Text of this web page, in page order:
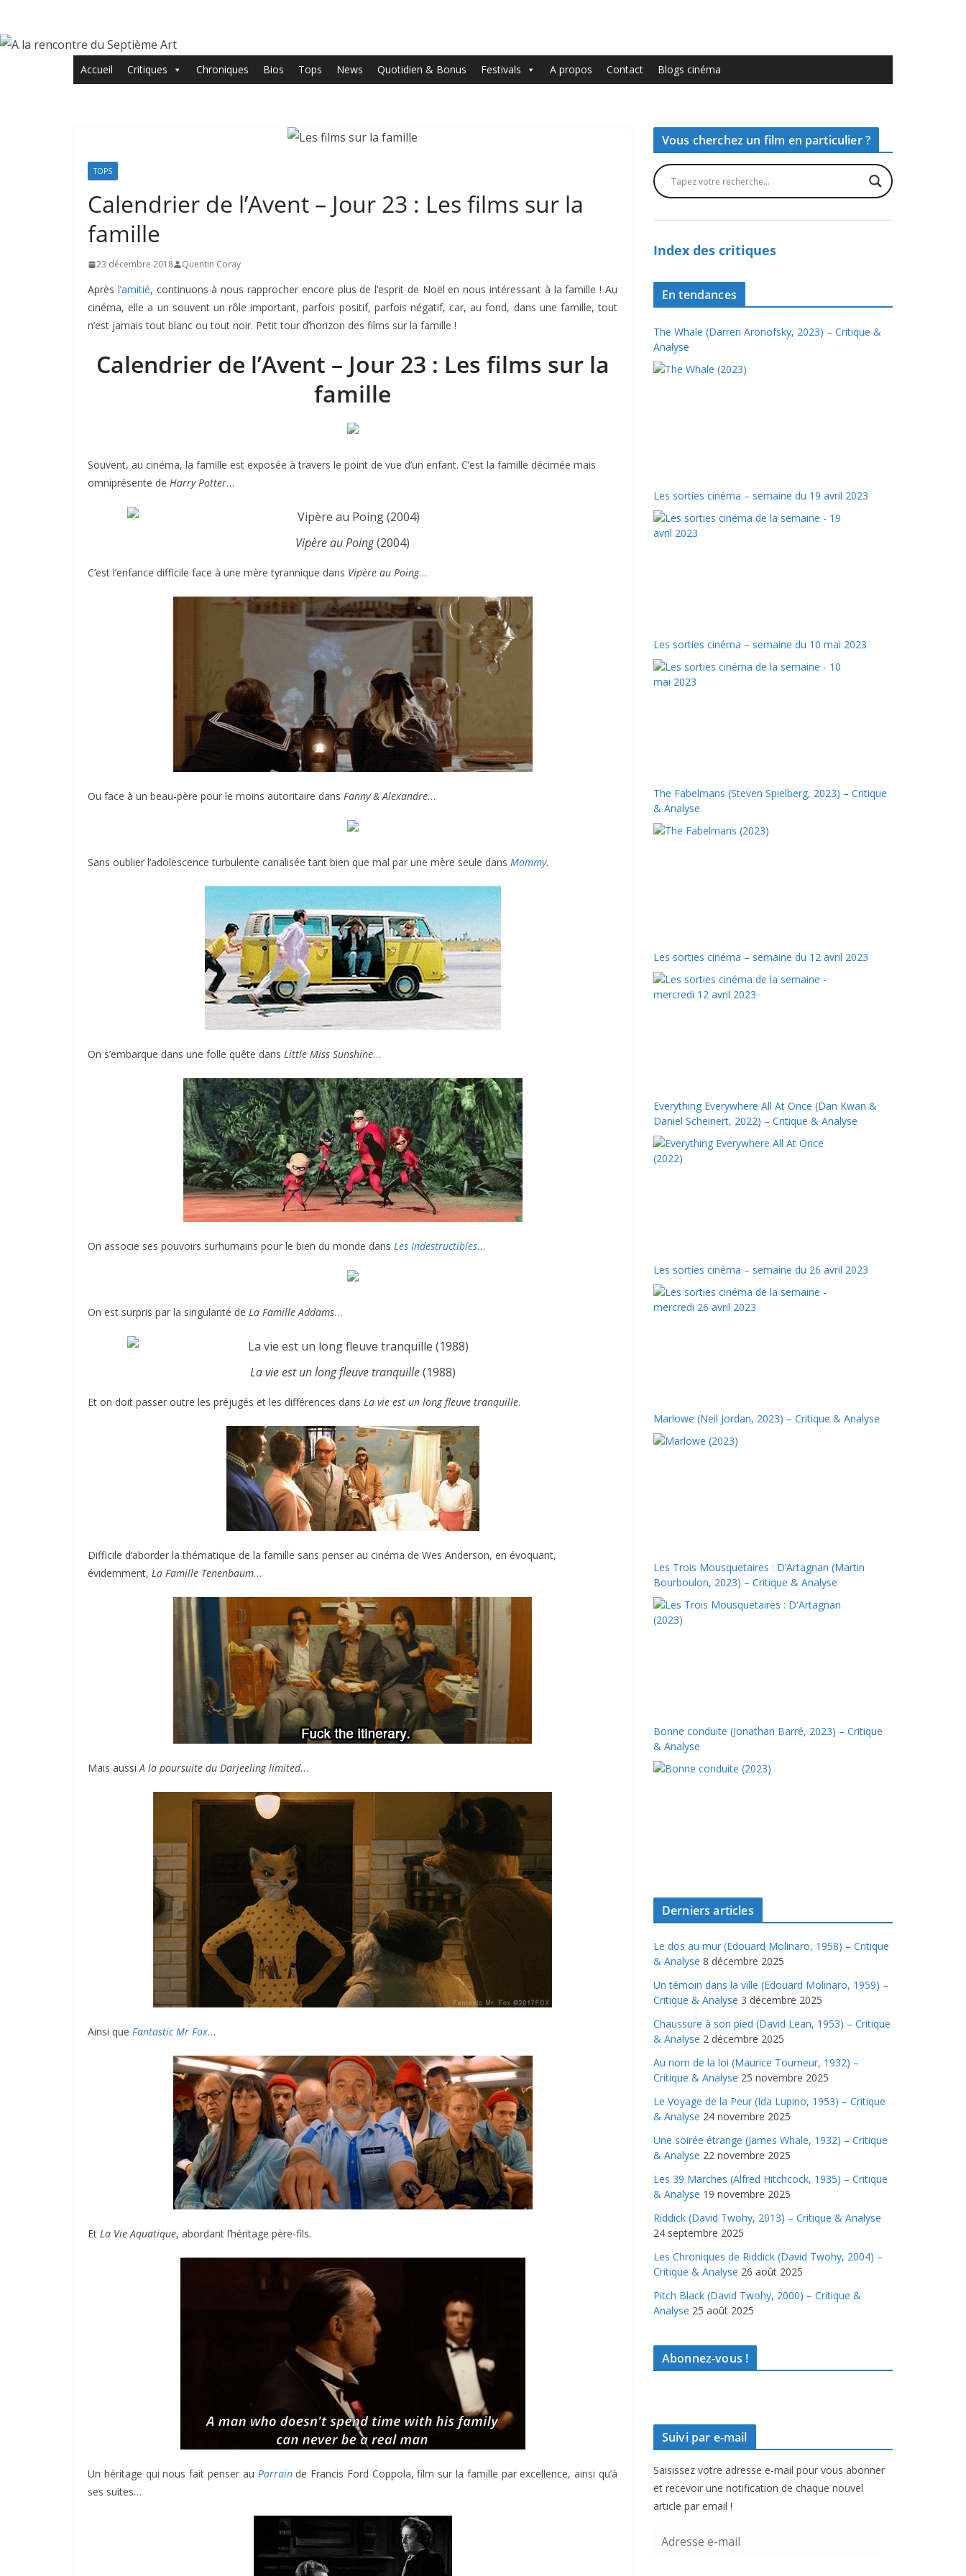
contenu
Accueil Critiques Chroniques Bios Tops News Quotidien & Bonus Festivals A propos Contact Blogs cinéma
TOPS
Calendrier de l’Avent – Jour 23 : Les films sur la
famille
23 décembre 2018 Quentin Coray
Après l’amitié, continuons à nous rapprocher encore plus de l’esprit de Noël en nous intéressant à la famille ! Au
cinéma, elle a un souvent un rôle important, parfois positif, parfois négatif, car, au fond, dans une famille, tout
n’est jamais tout blanc ou tout noir. Petit tour d’horizon des films sur la famille !
Calendrier de l’Avent – Jour 23 : Les films sur la
famille
Souvent, au cinéma, la famille est exposée à travers le point de vue d’un enfant. C’est la famille décimée mais
omniprésente de Harry Potter…
Vipère au Poing(2004)
C’est l’enfance difficile face à une mère tyrannique dans Vipère au Poing…
Ou face à un beau-père pour le moins autoritaire dans Fanny & Alexandre…
Sans oublier l’adolescence turbulente canalisée tant bien que mal par une mère seule dans Mommy.
On s’embarque dans une folle quête dans Little Miss Sunshine…
On associe ses pouvoirs surhumains pour le bien du monde dans Les Indestructibles…
On est surpris par la singularité de La Famille Addams…
La vie est un long fleuve tranquille(1988)
Et on doit passer outre les préjugés et les différences dans La vie est un long fleuve tranquille.
Difficile d’aborder la thématique de la famille sans penser au cinéma de Wes Anderson, en évoquant,
évidemment, La Famille Tenenbaum…
Mais aussiA la poursuite du Darjeeling limited…
Ainsi que Fantastic Mr Fox…
Et La Vie Aquatique, abordant l’héritage père-fils.
Un héritage qui nous fait penser au Parrainde Francis Ford Coppola, film sur la famille par excellence, ainsi qu’à
ses suites…
Vous cherchez un film en particulier ?
Index des critiques
En tendances
The Whale (Darren Aronofsky, 2023) – Critique &
Analyse
Les sorties cinéma – semaine du 19 avril 2023
Les sorties cinéma – semaine du 10 mai 2023
The Fabelmans (Steven Spielberg, 2023) – Critique
& Analyse
Les sorties cinéma – semaine du 12 avril 2023
Everything Everywhere All At Once (Dan Kwan &
Daniel Scheinert, 2022) – Critique & Analyse
Les sorties cinéma – semaine du 26 avril 2023
Marlowe (Neil Jordan, 2023) – Critique & Analyse
Les Trois Mousquetaires : D’Artagnan (Martin
Bourboulon, 2023) – Critique & Analyse
Bonne conduite (Jonathan Barré, 2023) – Critique
& Analyse
Derniers articles
Le dos au mur (Edouard Molinaro, 1958) – Critique
& Analyse 8 décembre 2025
Un témoin dans la ville (Edouard Molinaro, 1959) –
Critique & Analyse 3 décembre 2025
Chaussure à son pied (David Lean, 1953) – Critique
& Analyse 2 décembre 2025
Au nom de la loi (Maurice Tourneur, 1932) –
Critique & Analyse 25 novembre 2025
Le Voyage de la Peur (Ida Lupino, 1953) – Critique
& Analyse 24 novembre 2025
Une soirée étrange (James Whale, 1932) – Critique
& Analyse 22 novembre 2025
Les 39 Marches (Alfred Hitchcock, 1935) – Critique
& Analyse 19 novembre 2025
Riddick (David Twohy, 2013) – Critique & Analyse
24 septembre 2025
Les Chroniques de Riddick (David Twohy, 2004) –
Critique & Analyse 26 août 2025
Pitch Black (David Twohy, 2000) – Critique &
Analyse 25 août 2025
Abonnez-vous !
Suivi par e-mail
Saisissez votre adresse e-mail pour vous abonner
et recevoir une notification de chaque nouvel
article par email !